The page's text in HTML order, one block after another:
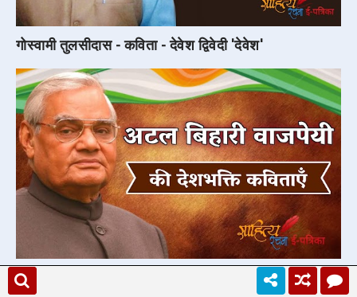
गोस्वामी तुलसीदास - कविता - देवेश द्विवेदी 'देवेश'
अटल बिहारी वाजपेयी की देशभक्ति कविताएँ